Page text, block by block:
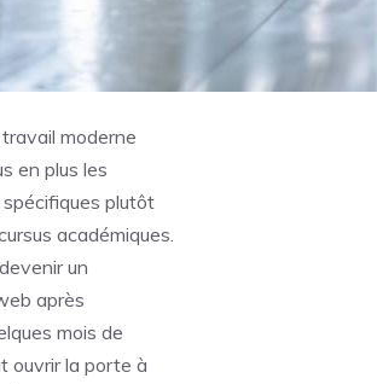
moderne
en plus les
plutôt
académiques.
un
après
mois de
ouvrir la porte à